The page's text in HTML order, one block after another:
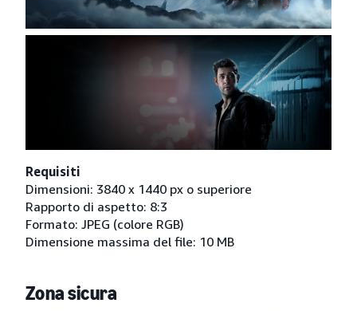
Requisiti
Dimensioni: 3840 x 1440 px o superiore
Rapporto di aspetto: 8:3
Formato: JPEG (colore RGB)
Dimensione massima del file: 10 MB
Zona sicura